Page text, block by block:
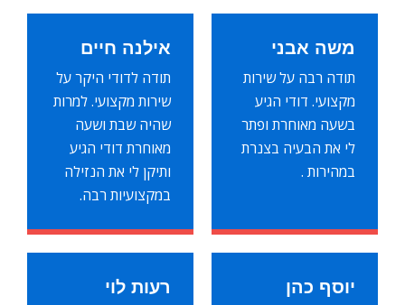
משה אבני
תודה רבה על שירות
מקצועי. דודי הגיע
בשעה מאוחרת ופתר
לי את הבעיה בצנרת
במהירות .
אילנה חיים
תודה לדודי היקר על
שירות מקצועי. למרות
שהיה שבת ושעה
מאוחרת דודי הגיע
ותיקן לי את הנזילה
במקצועיות רבה.
יוסף כהן רעות לוי